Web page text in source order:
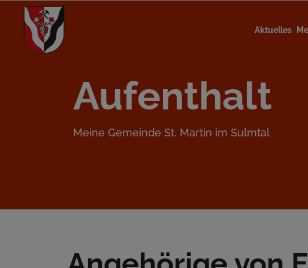
Aktuelles
Aufenthalt
Meine Gemeinde St. Martin im Sulmtal